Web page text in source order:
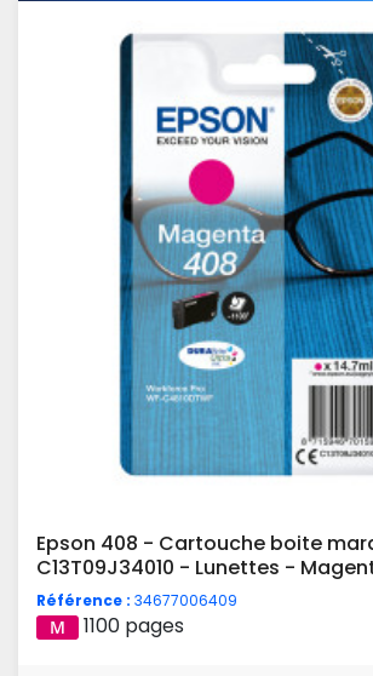
Epson 408 - Cartouche boite
C13T09J34010 - Lunettes -
Référence : 34677006409
1100 pages